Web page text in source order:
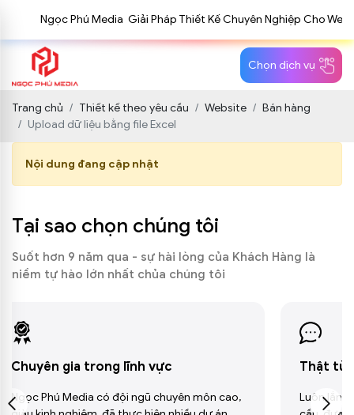
Ngọc Phú Media Giải Pháp Thiết Kế Chuyên Nghiệp Cho
Chọn dịch vụ
Trang chủ Thiết kế theo yêu cầu Website
Bán hàng
Upload dữ liệu bằng file Excel
Nội dung đang cập nhật
Tại sao chọn chúng tôi
Suốt hơn 9 năm qua - sự hài lòng của Khách Hàng là
niềm tự hào lớn nhất chủa chúng tôi
trong lĩnh vực
có đội ngũ chuyên môn cao,
Thật từ tư vấn
Luôn lắng nghe kỹ